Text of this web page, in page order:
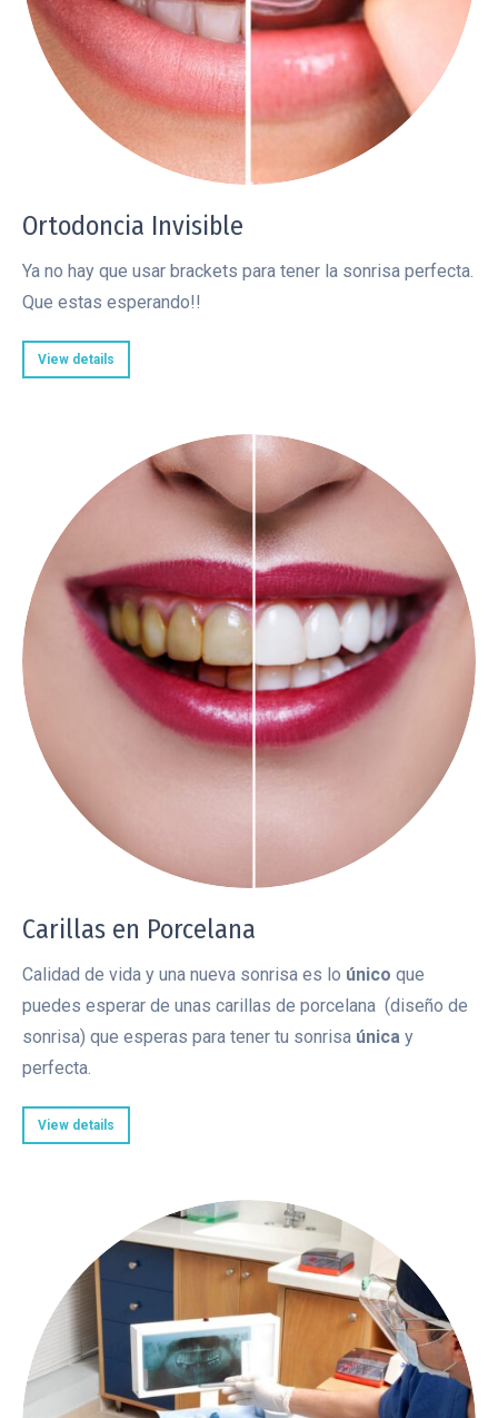
Ortodoncia Invisible
Ya no hay que usar brackets para tener la sonrisa perfecta.
Que estas esperando!!
View details
Carillas en Porcelana
Calidad de vida y una nueva sonrisa es lo único que
puedes esperar de unas carillas de porcelana (diseño de
sonrisa) que esperas para tener tu sonrisa única y
perfecta.
View details